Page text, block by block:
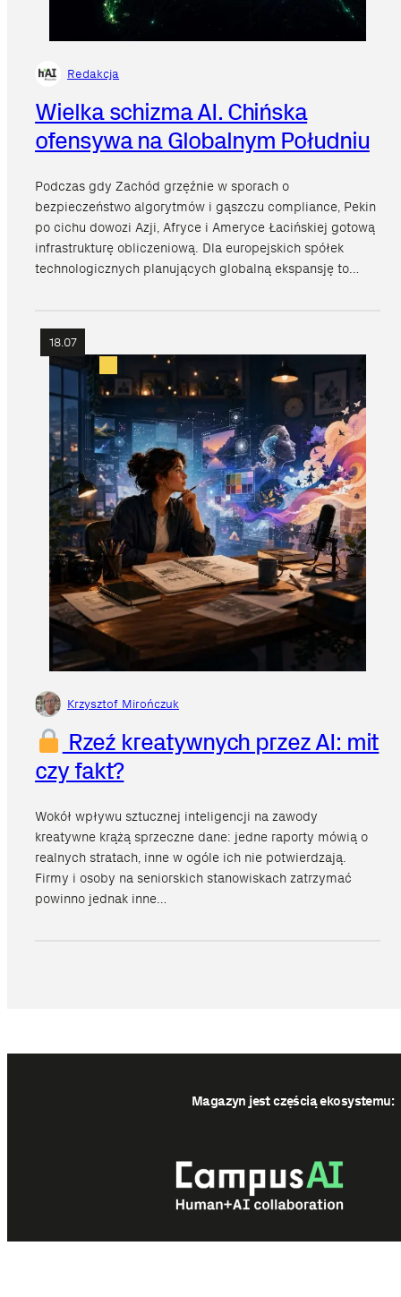
Redakcja
Wielka schizma AI. Chińska
ofensywa na Globalnym Południu
Podczas gdy Zachód grzęźnie w sporach o
bezpieczeństwo algorytmów i gąszczu compliance, Pekin
po cichu dowozi Azji, Afryce i Ameryce Łacińskiej gotową
infrastrukturę obliczeniową. Dla europejskich spółek
technologicznych planujących globalną ekspansję to…
Krzysztof Mirończuk
Rzeź kreatywnych przez AI: mit
czy fakt?
Wokół wpływu sztucznej inteligencji na zawody
kreatywne krążą sprzeczne dane: jedne raporty mówią o
realnych stratach, inne w ogóle ich nie potwierdzają.
Firmy i osoby na seniorskich stanowiskach zatrzymać
powinno jednak inne…
18.07
Magazyn jest częścią ekosystemu: